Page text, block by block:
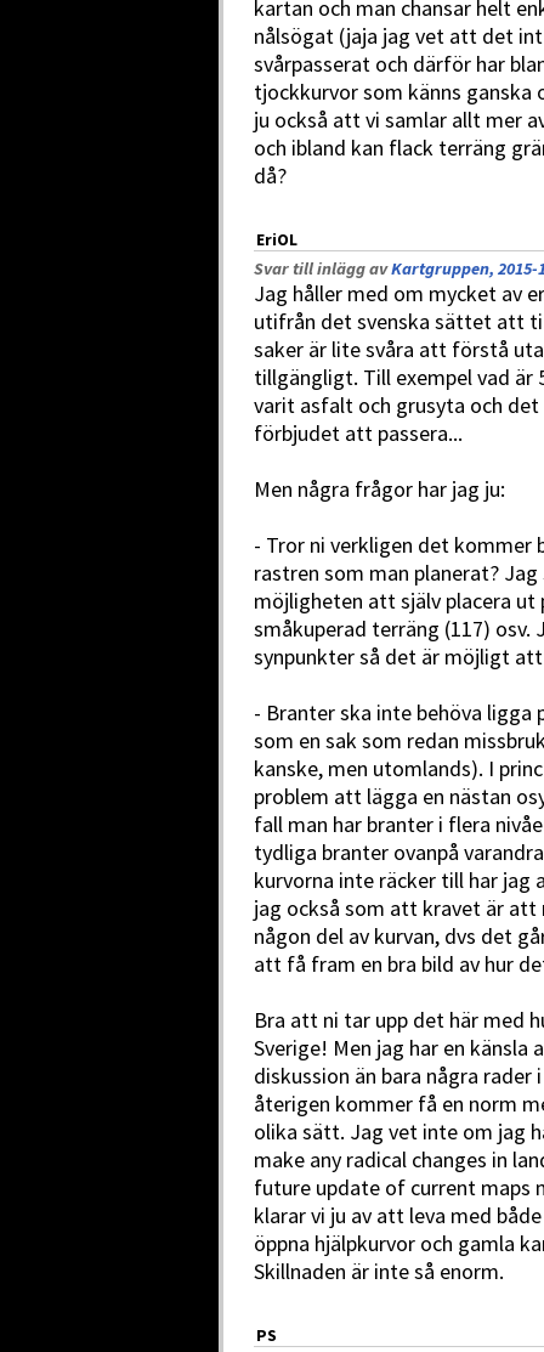
kartan och man chansar helt
nålsögat (jaja jag vet att det
svårpasserat och därför har
tjockkurvor som känns ganska
ju också att vi samlar allt mer
och ibland kan flack terräng
då?
EriOL
Svar till inlägg avKartgruppen, 2015-
Jag håller med om mycket av
utifrån det svenska sättet att
saker är lite svåra att förstå
tillgängligt. Till exempel vad är
varit asfalt och grusyta och det
förbjudet att passera...
Men några frågor har jag ju:
- Tror ni verkligen det kommer
rastren som man planerat?
möjligheten att själv placera ut
småkuperad terräng (117)
synpunkter så det är möjligt
- Branter ska inte behöva ligga
som en sak som redan
kanske, men utomlands). I
problem att lägga en nästan
fall man har branter i flera
tydliga branter ovanpå
kurvorna inte räcker till har
jag också som att kravet är att
någon del av kurvan, dvs det
att få fram en bra bild av hur
Bra att ni tar upp det här med
Sverige! Men jag har en
diskussion än bara några
återigen kommer få en norm
olika sätt. Jag vet inte om jag
make any radical changes in
future update of current maps
klarar vi ju av att leva med
öppna hjälpkurvor och gamla
Skillnaden är inte så enorm.
PS